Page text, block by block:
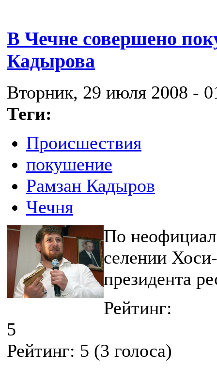
В Чечне совершено
Кадырова
Вторник, 29 июля 2008 -
Теги:
Происшествия
покушение
Рамзан Кадыров
Чечня
По
селении
президента
Рейтинг:
5
Рейтинг: 5 (3 голоса)